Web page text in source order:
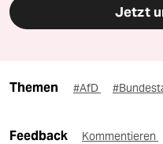
Jetzt
Themen #AfD
Feedback Kommentieren